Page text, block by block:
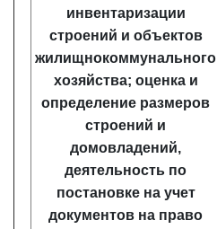
инвентаризации
строений и объектов
жилищнокоммунального
хозяйства; оценка и
определение размеров
строений и
домовладений,
деятельность по
постановке на учет
документов на право